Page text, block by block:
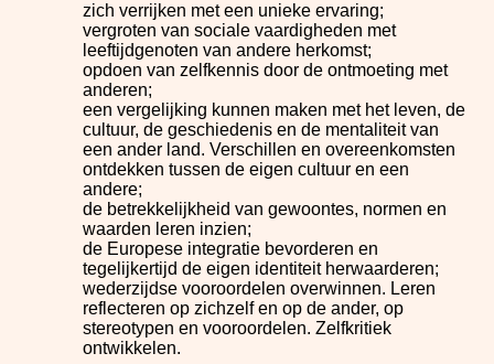
zich verrijken met een unieke ervaring;
vergroten van sociale vaardigheden met
leeftijdgenoten van andere herkomst;
opdoen van zelfkennis door de ontmoeting met
anderen;
een vergelijking kunnen maken met het leven, de
cultuur, de geschiedenis en de mentaliteit van
een ander land. Verschillen en overeenkomsten
ontdekken tussen de eigen cultuur en een
andere;
de betrekkelijkheid van gewoontes, normen en
waarden leren inzien;
de Europese integratie bevorderen en
tegelijkertijd de eigen identiteit herwaarderen;
wederzijdse vooroordelen overwinnen. Leren
reflecteren op zichzelf en op de ander, op
stereotypen en vooroordelen. Zelfkritiek
ontwikkelen.